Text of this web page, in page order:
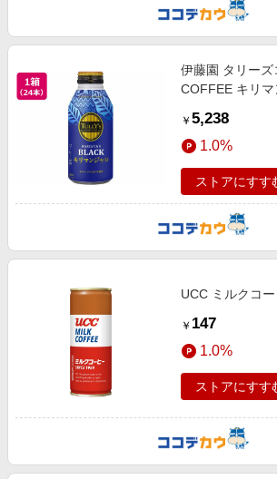
伊藤園 タリー
COFFEE キリマ
￥ 5,238
1.0%
ストアにすす
UCC ミルクコ
￥ 147
1.0%
ストアにすす